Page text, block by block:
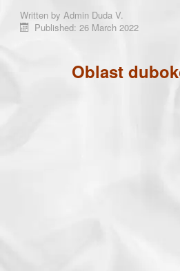
Written by Admin Duda V.
Published: 26 March 2022
Oblast